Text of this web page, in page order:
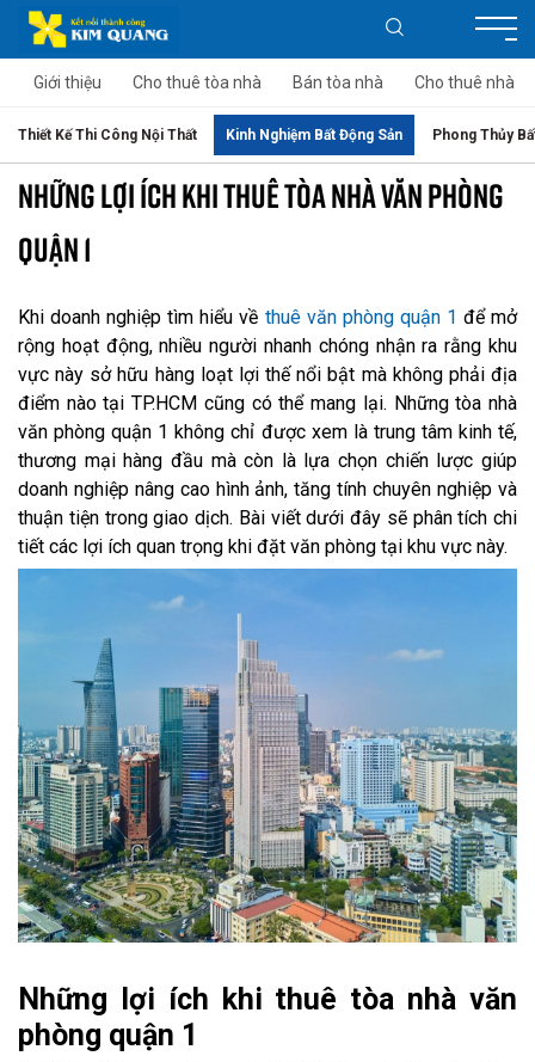
Giới thiệu Cho thuê tòa nhà Bán tòa nhà Cho thuê nhà
Thiết Kế Thi Công Nội Thất Kinh Nghiệm Bất Động Sản Phong Thủy
NHỮNG LỢI ÍCH KHI THUÊ TÒA NHÀ VĂN PHÒNG
QUẬN 1
Khi doanh nghiệp tìm hiểu về thuê văn phòng quận 1 để mở
rộng hoạt động, nhiều người nhanh chóng nhận ra rằng khu
vực này sở hữu hàng loạt lợi thế nổi bật mà không phải địa
điểm nào tại TP.HCM cũng có thể mang lại. Những tòa nhà
văn phòng quận 1 không chỉ được xem là trung tâm kinh tế,
thương mại hàng đầu mà còn là lựa chọn chiến lược giúp
doanh nghiệp nâng cao hình ảnh, tăng tính chuyên nghiệp và
thuận tiện trong giao dịch. Bài viết dưới đây sẽ phân tích chi
tiết các lợi ích quan trọng khi đặt văn phòng tại khu vực này.
Những lợi ích khi thuê tòa nhà văn
phòng quận 1